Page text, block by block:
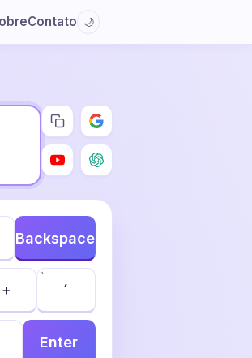
Contato 🌙
Backspace
+ ´
`
Enter